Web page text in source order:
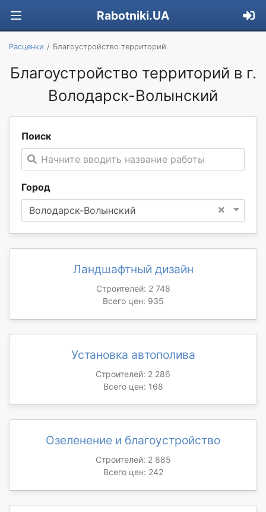
Rabotniki.UA
Расценки Благоустройство территорий
Благоустройство территорий в г.
Володарск-Волынский
Поиск
Начните вводить название работы
Город
×
Володарск-Волынский
Ландшафтный дизайн
Строителей: 2 748
Всего цен: 935
Установка автополива
Строителей: 2 286
Всего цен: 168
Озеленение и благоустройство
Строителей: 2 885
Всего цен: 242